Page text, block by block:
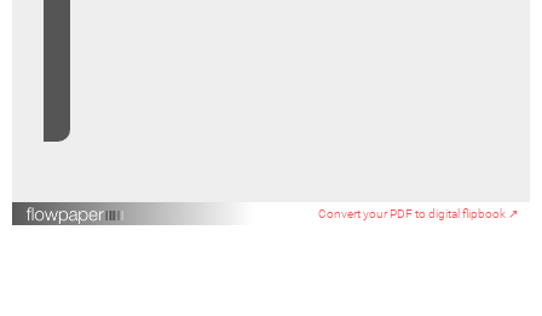
Convert your PDF to digital flipbook ↗